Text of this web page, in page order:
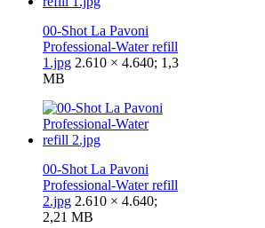
00-Shot La Pavoni
Professional-Water refill
1.jpg 2.610 × 4.640; 1,3
MB
00-Shot La Pavoni
Professional-Water refill
2.jpg 2.610 × 4.640;
2,21 MB